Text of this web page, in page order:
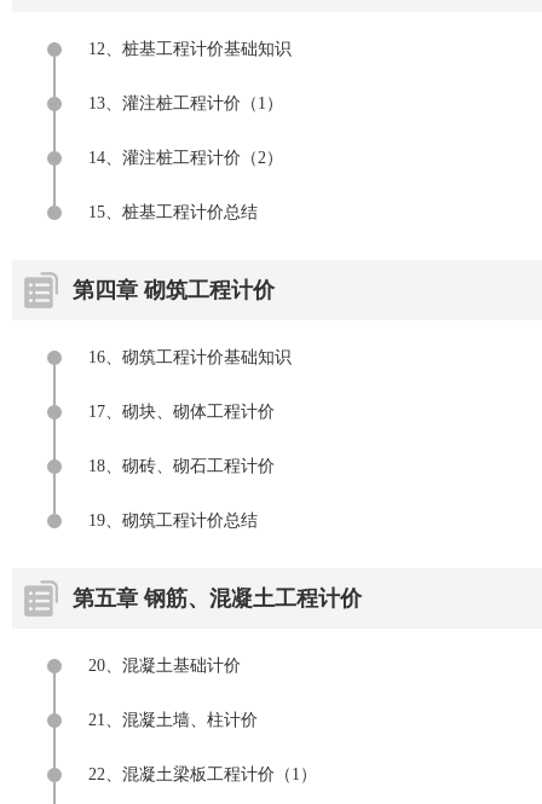
12、桩基工程计价基础知识
13、灌注桩工程计价（1）
14、灌注桩工程计价（2）
15、桩基工程计价总结
第四章 砌筑工程计价
16、砌筑工程计价基础知识
17、砌块、砌体工程计价
18、砌砖、砌石工程计价
19、砌筑工程计价总结
第五章 钢筋、混凝土工程计价
20、混凝土基础计价
21、混凝土墙、柱计价
22、混凝土梁板工程计价（1）